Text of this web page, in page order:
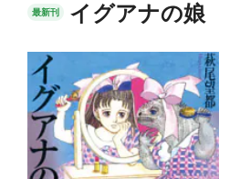
最新刊 イグアナの娘